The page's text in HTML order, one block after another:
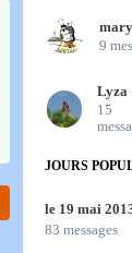
9
Lyza
15
JOURS
le 19 mai
83 messages